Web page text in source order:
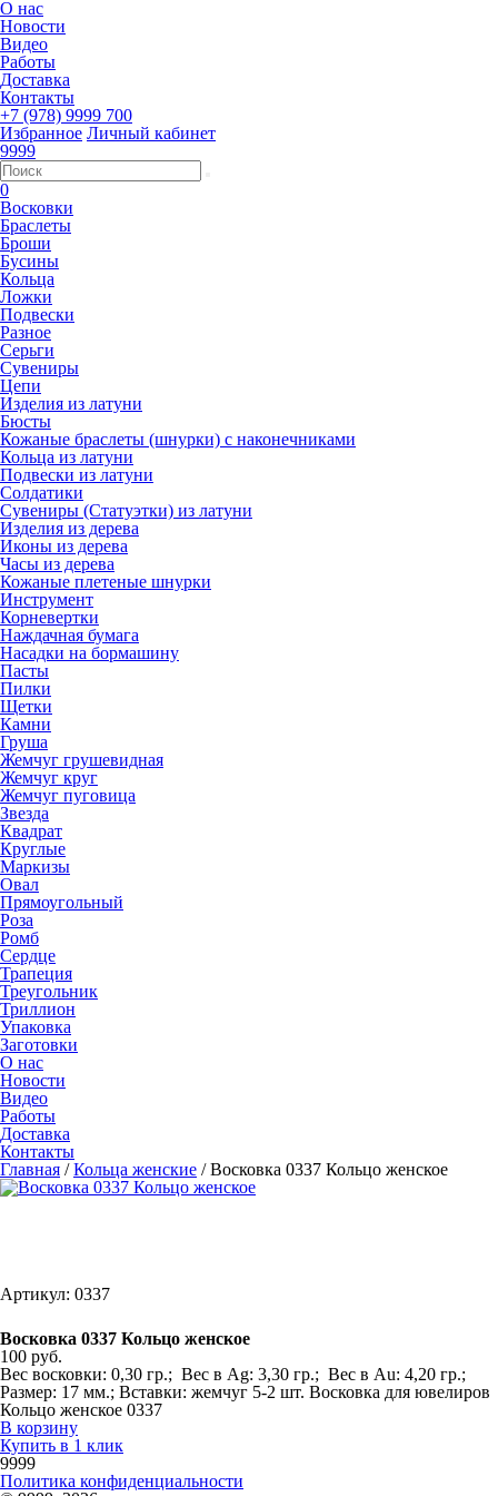
О нас
Новости
Видео
Работы
Доставка
Контакты
+7 (978) 9999 700
Избранное Личный кабинет
9999
0
Восковки
Браслеты
Броши
Бусины
Кольца
Ложки
Подвески
Разное
Серьги
Сувениры
Цепи
Изделия из латуни
Бюсты
Кожаные браслеты (шнурки) с наконечниками
Кольца из латуни
Подвески из латуни
Солдатики
Сувениры (Статуэтки) из латуни
Изделия из дерева
Иконы из дерева
Часы из дерева
Кожаные плетеные шнурки
Инструмент
Корневертки
Наждачная бумага
Насадки на бормашину
Пасты
Пилки
Щетки
Камни
Груша
Жемчуг грушевидная
Жемчуг круг
Жемчуг пуговица
Звезда
Квадрат
Круглые
Маркизы
Овал
Прямоугольный
Роза
Ромб
Сердце
Трапеция
Треугольник
Триллион
Упаковка
Заготовки
О нас
Новости
Видео
Работы
Доставка
Контакты
Главная /Кольца женские /Восковка 0337 Кольцо женское
Артикул: 0337
Восковка 0337 Кольцо женское
100 руб.
Вес восковки: 0,30 гр.; Вес в Ag: 3,30 гр.; Вес в Au: 4,20 гр.;
Размер: 17 мм.; Вставки: жемчуг 5-2 шт. Восковка для ювелиров
Кольцо женское 0337
В корзину
Купить в 1 клик
9999
Политика конфиденциальности